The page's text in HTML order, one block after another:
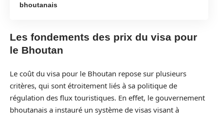
bhoutanais
Les fondements des prix du visa pour
le Bhoutan
Le coût du visa pour le Bhoutan repose sur plusieurs
critères, qui sont étroitement liés à sa politique de
régulation des flux touristiques. En effet, le gouvernement
bhoutanais a instauré un système de visas visant à